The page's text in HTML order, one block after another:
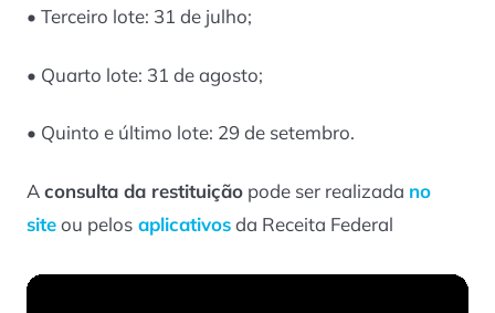
• Terceiro lote: 31 de julho;
• Quarto lote: 31 de agosto;
• Quinto e último lote: 29 de setembro.
Aconsulta da restituição pode ser realizada no
siteou pelos aplicativosda Receita Federal